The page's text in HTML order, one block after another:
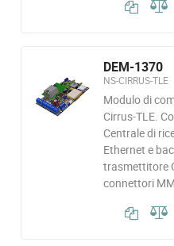
DEM-1370
NS-CIRRUS-TLE
Modulo di
Cirrus-TLE.
Centrale di
Ethernet e
trasmettitore
connettori